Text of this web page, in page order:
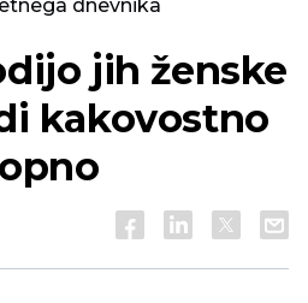
dnevnika
jih ženske
kakovostno